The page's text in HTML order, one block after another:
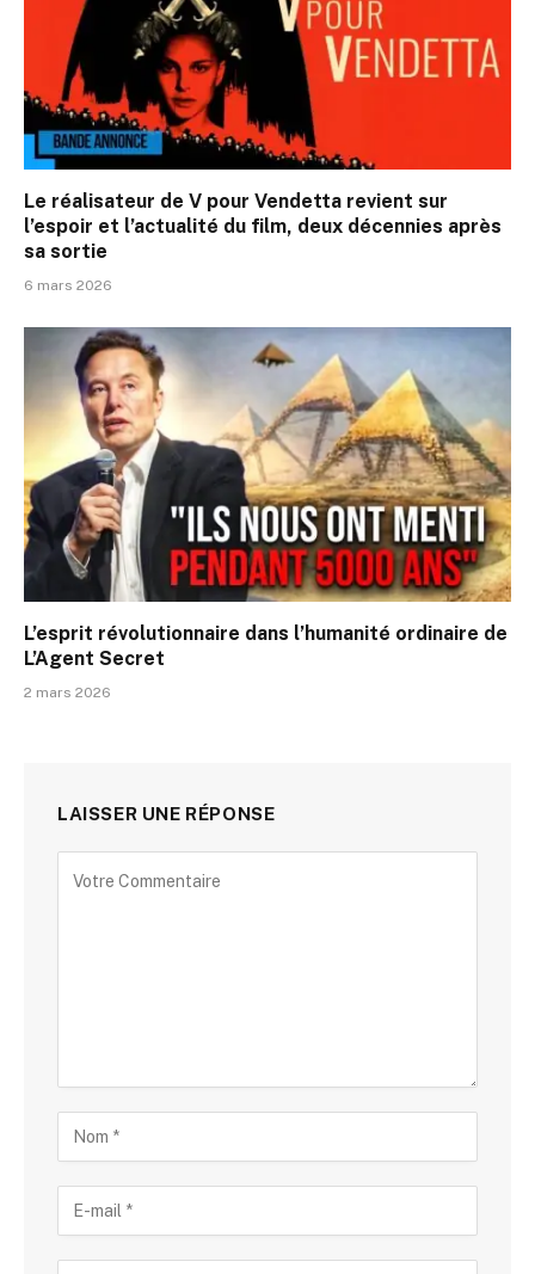
Le réalisateur de V pour Vendetta revient sur
l’espoir et l’actualité du film, deux décennies après
sa sortie
6 mars 2026
L’esprit révolutionnaire dans l’humanité ordinaire de
L’Agent Secret
2 mars 2026
LAISSER UNE RÉPONSE